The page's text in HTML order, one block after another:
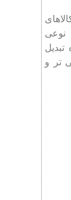
نوعی
‌تر و